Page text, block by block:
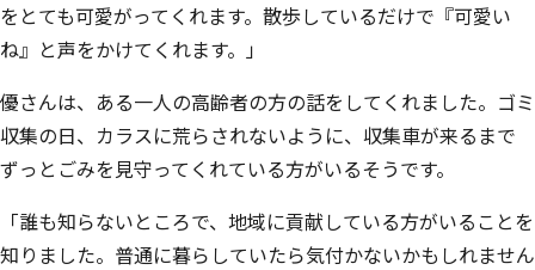
をとても可愛がってくれます。散歩しているだけで『可愛い
ね』と声をかけてくれます。」
優さんは、ある一人の高齢者の方の話をしてくれました。ゴミ
収集の日、カラスに荒らされないように、収集車が来るまで
ずっとごみを見守ってくれている方がいるそうです。
「誰も知らないところで、地域に貢献している方がいることを
知りました。普通に暮らしていたら気付かないかもしれません